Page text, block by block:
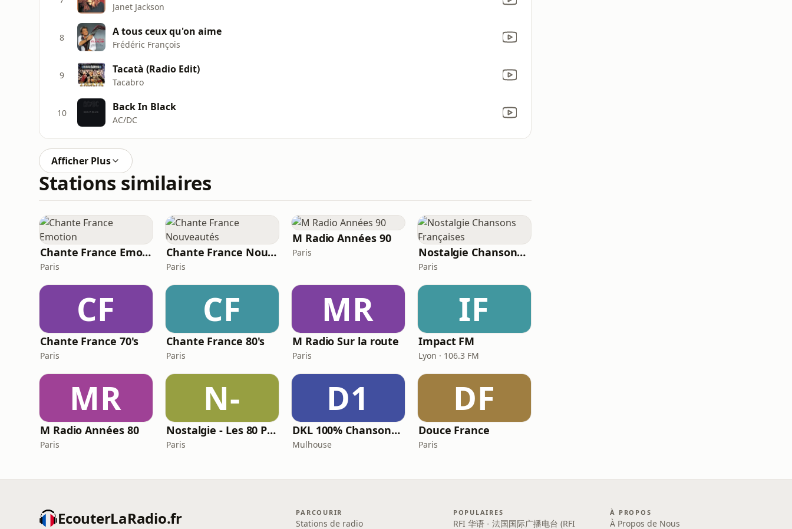
Janet Jackson
8 A tous ceux qu'on aime
Frédéric François
9 Tacatà (Radio Edit)
Tacabro
10 Back In Black
AC/DC
Afficher Plus
Stations similaires
Chante France Emotion
Paris
Chante France Nouveautés
Paris
M Radio Années 90
Paris Nostalgie Chansons Françaises
Paris
CF
Chante France 70's
Paris
CF
Chante France 80's
Paris
MR
M Radio Sur la route
Paris
IF
Impact FM
Lyon · 106.3 FM
MR
M Radio Années 80
Paris
N-
Nostalgie - Les 80 Plus Grands Tubes 80
Paris
D1
DKL 100% Chansons Françaises
Mulhouse
DF
Douce France
Paris
EcouterLaRadio.fr PARCOURIR
Stations de radio
POPULAIRES
RFI 华语 - 法国国际广播电台 (RFI
À PROPOS
À Propos de Nous